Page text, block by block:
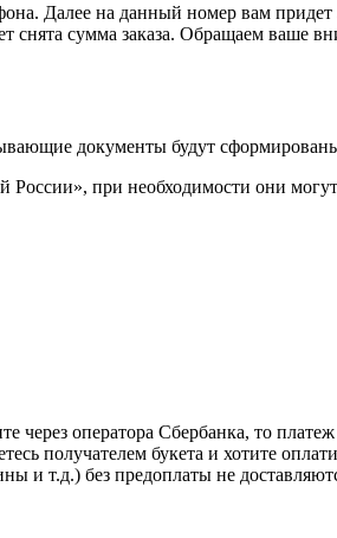
Далее на данный номер вам
снята сумма заказа. Обращаем ваше
документы будут
при необходимости они
оператора Сбербанка, то платеж
получателем букета и хотите
и т.д.) без предоплаты не